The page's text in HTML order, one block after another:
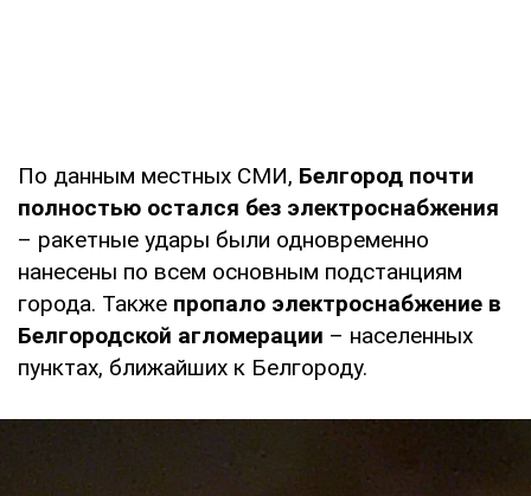
По данным местных СМИ, Белгород почти
полностью остался без электроснабжения
– ракетные удары были одновременно
нанесены по всем основным подстанциям
города. Также пропало электроснабжение в
Белгородской агломерации – населенных
пунктах, ближайших к Белгороду.